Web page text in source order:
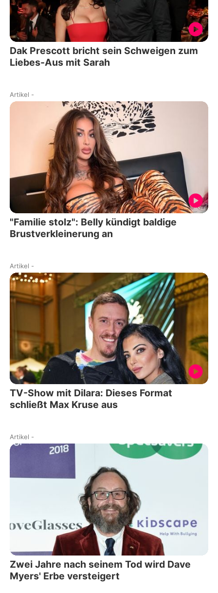
Dak Prescott bricht sein Schweigen zum
Liebes-Aus mit Sarah
Artikel -
"Familie stolz": Belly kündigt baldige
Brustverkleinerung an
Artikel -
TV-Show mit Dilara: Dieses Format
schließt Max Kruse aus
Artikel -
Zwei Jahre nach seinem Tod wird Dave
Myers' Erbe versteigert